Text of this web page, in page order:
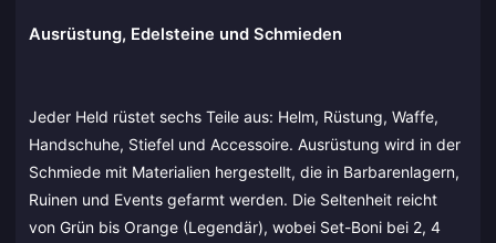
Ausrüstung, Edelsteine und Schmieden
Jeder Held rüstet sechs Teile aus: Helm, Rüstung, Waffe,
Handschuhe, Stiefel und Accessoire. Ausrüstung wird in der
Schmiede mit Materialien hergestellt, die in Barbarenlagern,
Ruinen und Events gefarmt werden. Die Seltenheit reicht
von Grün bis Orange (Legendär), wobei Set-Boni bei 2, 4